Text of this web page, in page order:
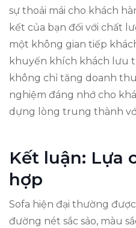
sự thoải mái cho khách
kết của bạn đối với chất
một không gian tiếp
khuyến khích khách lưu
không chỉ tăng doanh
nghiệm đáng nhớ cho
dựng lòng trung thành
Kết luận: Lựa
hợp
Sofa hiện đại thường
đường nét sắc sảo, màu